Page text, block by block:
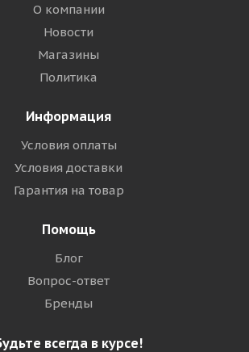
О компании
Новости
Магазины
Политика
Информация
Условия оплаты
Условия доставки
Гарантия на товар
Помощь
Блог
Вопрос-ответ
Бренды
всегда в курсе!